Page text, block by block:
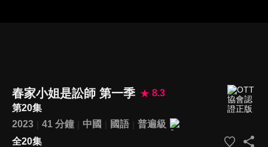
春家小姐是訟師 第一季
8.3
第20集
2023
41 分鐘 中國 國語
普遍級
全20集